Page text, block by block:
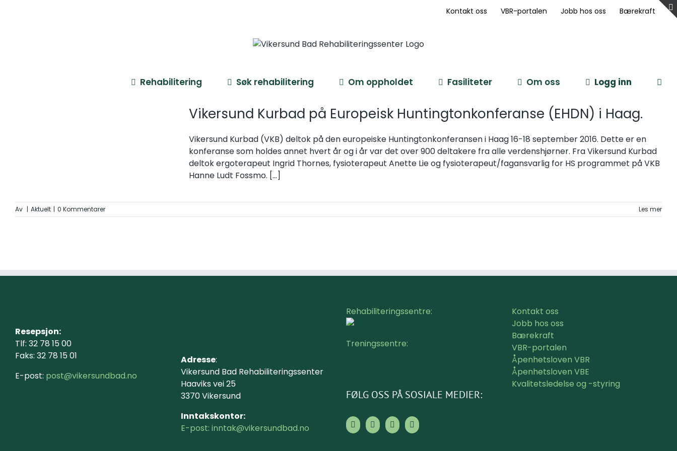
Kontakt oss VBR-portalen Jobb hos oss Bærekraft
Rehabilitering Søk rehabilitering Om oppholdet Fasiliteter Om oss Logg inn
Vikersund Kurbad på Europeisk Huntingtonkonferanse (EHDN) i Haag.
Vikersund Kurbad (VKB) deltok på den europeiske Huntingtonkonferansen i Haag 16-18 september 2016. Dette er en
konferanse som holdes annet hvert år og i år var det over 900 deltakere fra alle verdenshjørner. Fra Vikersund Kurbad
deltok ergoterapeut Ingrid Thornes, fysioterapeut Anette Lie og fysioterapeut/fagansvarlig for HS programmet på VKB
Hanne Ludt Fossmo. [...]
Av | Aktuelt | 0 Kommentarer Les mer
Resepsjon:
Tlf: 32 78 15 00
Faks: 32 78 15 01
E-post: post@vikersundbad.no
Adresse:
Vikersund Bad Rehabiliteringssenter
Haaviks vei 25
3370 Vikersund
Inntakskontor:
E-post: inntak@vikersundbad.no
Rehabiliteringssentre:
Treningssentre:
FØLG OSS PÅ SOSIALE MEDIER:
Kontakt oss
Jobb hos oss
Bærekraft
VBR-portalen
Åpenhetsloven VBR
Åpenhetsloven VBE
Kvalitetsledelse og -styring